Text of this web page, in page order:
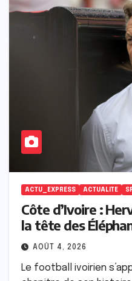
ACTU_EXPRESS ACTUALITE
Côte d’Ivoire :
la tête des
AOÛT 4, 2026
Le football ivoirien